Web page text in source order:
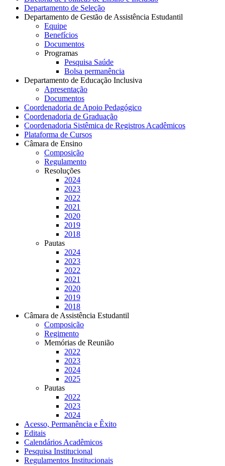
Departamento de Seleção
Departamento de Gestão de Assistência Estudantil
Equipe
Benefícios
Documentos
Programas
Pesquisa Saúde
Bolsa permanência
Departamento de Educação Inclusiva
Apresentação
Documentos
Coordenadoria de Apoio Pedagógico
Coordenadoria de Graduação
Coordenadoria Sistêmica de Registros Acadêmicos
Plataforma de Cursos
Câmara de Ensino
Composição
Regulamento
Resoluções
2024
2023
2022
2021
2020
2019
2018
Pautas
2024
2023
2022
2021
2020
2019
2018
Câmara de Assistência Estudantil
Composição
Regimento
Memórias de Reunião
2022
2023
2024
2025
Pautas
2022
2023
2024
Acesso, Permanência e Êxito
Editais
Calendários Acadêmicos
Pesquisa Institucional
Regulamentos Institucionais